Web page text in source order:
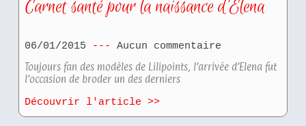
Carnet santé pour la naissance d’Elena
06/01/2015
Aucun commentaire
Toujours fan des modèles de Lilipoints, l’arrivée d’Elena fut
l’occasion de broder un des derniers
Découvrir l'article >>